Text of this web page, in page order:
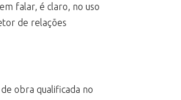
falar, é claro, no uso
de relações
obra qualificada no